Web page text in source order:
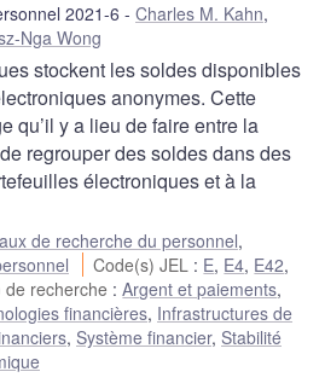
2021-6 Charles M. Kahn,
Nga Wong
stockent les soldes disponibles
anonymes. Cette
qu’il y a lieu de faire entre la
regrouper des soldes dans des
électroniques et à la
de recherche du personnel,
Code(s) JEL : E, E4, E42,
recherche :Argent et paiements,
financières, Infrastructures de
, Système financier, Stabilité